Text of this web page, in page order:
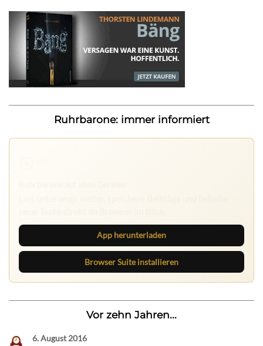
Ruhrbarone: immer informiert
App herunterladen
Browser Suite installieren
Vor zehn Jahren...
6. August 2016